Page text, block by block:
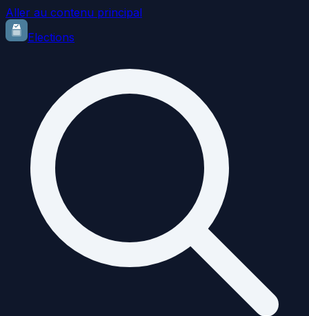
Aller au contenu principal
Elections